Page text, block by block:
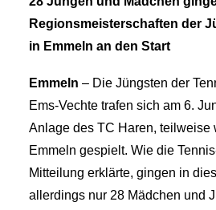
Kontakt
Regionsmeisterschaften der
in Emmeln an den Start
Emmeln – Die Jüngsten der
Ems-Vechte trafen sich am 6.
Anlage des TC Haren, teilweise
Emmeln gespielt. Wie die
Mitteilung erklärte, gingen in
allerdings nur 28 Mädchen und